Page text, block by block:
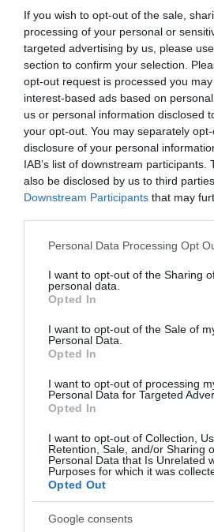
If you wish to opt-out of the sale,
processing of your personal or
targeted advertising by us, please
section to confirm your selection.
opt-out request is processed you
interest-based ads based on
us or personal information disclosed
your opt-out. You may separately
disclosure of your personal
IAB’s list of downstream participants.
also be disclosed by us to third
Downstream Participants that may
Please note that this website/app
not limited to your visit or usage
grant or deny consent to Google and
use your data for below specified
consent section.
Personal Data Processing Opt
I want to opt-out of the Sharing
personal data.
Opted In
I want to opt-out of the Sale of
Personal Data.
Opted In
I want to opt-out of processing
Personal Data for Targeted
Opted In
I want to opt-out of Collection,
Retention, Sale, and/or Sharing
Personal Data that Is Unrelated
Purposes for which it was
Opted Out
Google consents
motorsport történetébe.
klasszikus szupersportautó,
kívülről Transitnak tűnő, ám
teljesen egyedi fejlesztésű
SuperVan 4.2 borzolta a
elektromos technológiai
6:48.393-as köridőt futott a
amivel nemcsak a Mustang
számos komoly sportautót
utasított.
Tovább